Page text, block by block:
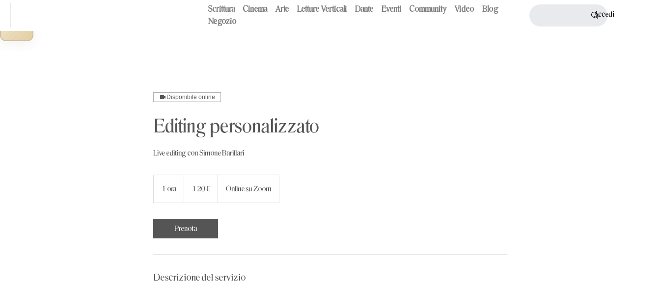
Scrittura Cinema Arte Letture Verticali Dante Eventi Community Video
Blog
Negozio
Accedi
Disponibile online
Editing personalizzato
Live editing con Simone Barillari
1 ora
o
120 € Online su Zoom
Prenota
Descrizione del servizio